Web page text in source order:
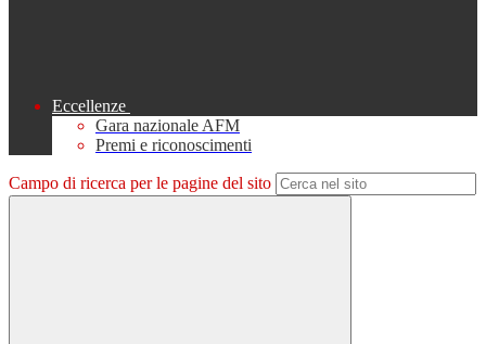
Eccellenze
Gara nazionale AFM
Premi e riconoscimenti
Campo di ricerca per le pagine del sito